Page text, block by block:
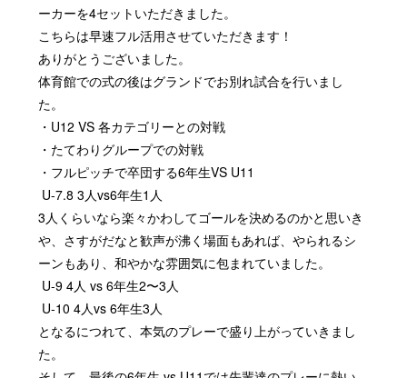
ーカーを4セットいただきました。
こちらは早速フル活用させていただきます！
ありがとうございました。
体育館での式の後はグランドでお別れ試合を行いまし
た。
・U12 VS 各カテゴリーとの対戦
・たてわりグループでの対戦
・フルピッチで卒団する6年生VS U11
U-7.8 3人vs6年生1人
3人くらいなら楽々かわしてゴールを決めるのかと思いき
や、さすがだなと歓声が沸く場面もあれば、やられるシ
ーンもあり、和やかな雰囲気に包まれていました。
U-9 4人 vs 6年生2〜3人
U-10 4人vs 6年生3人
となるにつれて、本気のプレーで盛り上がっていきまし
た。